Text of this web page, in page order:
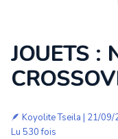
JOUETS :
🪶 Koyolite Tseila | 21/09/
Lu 530 fois